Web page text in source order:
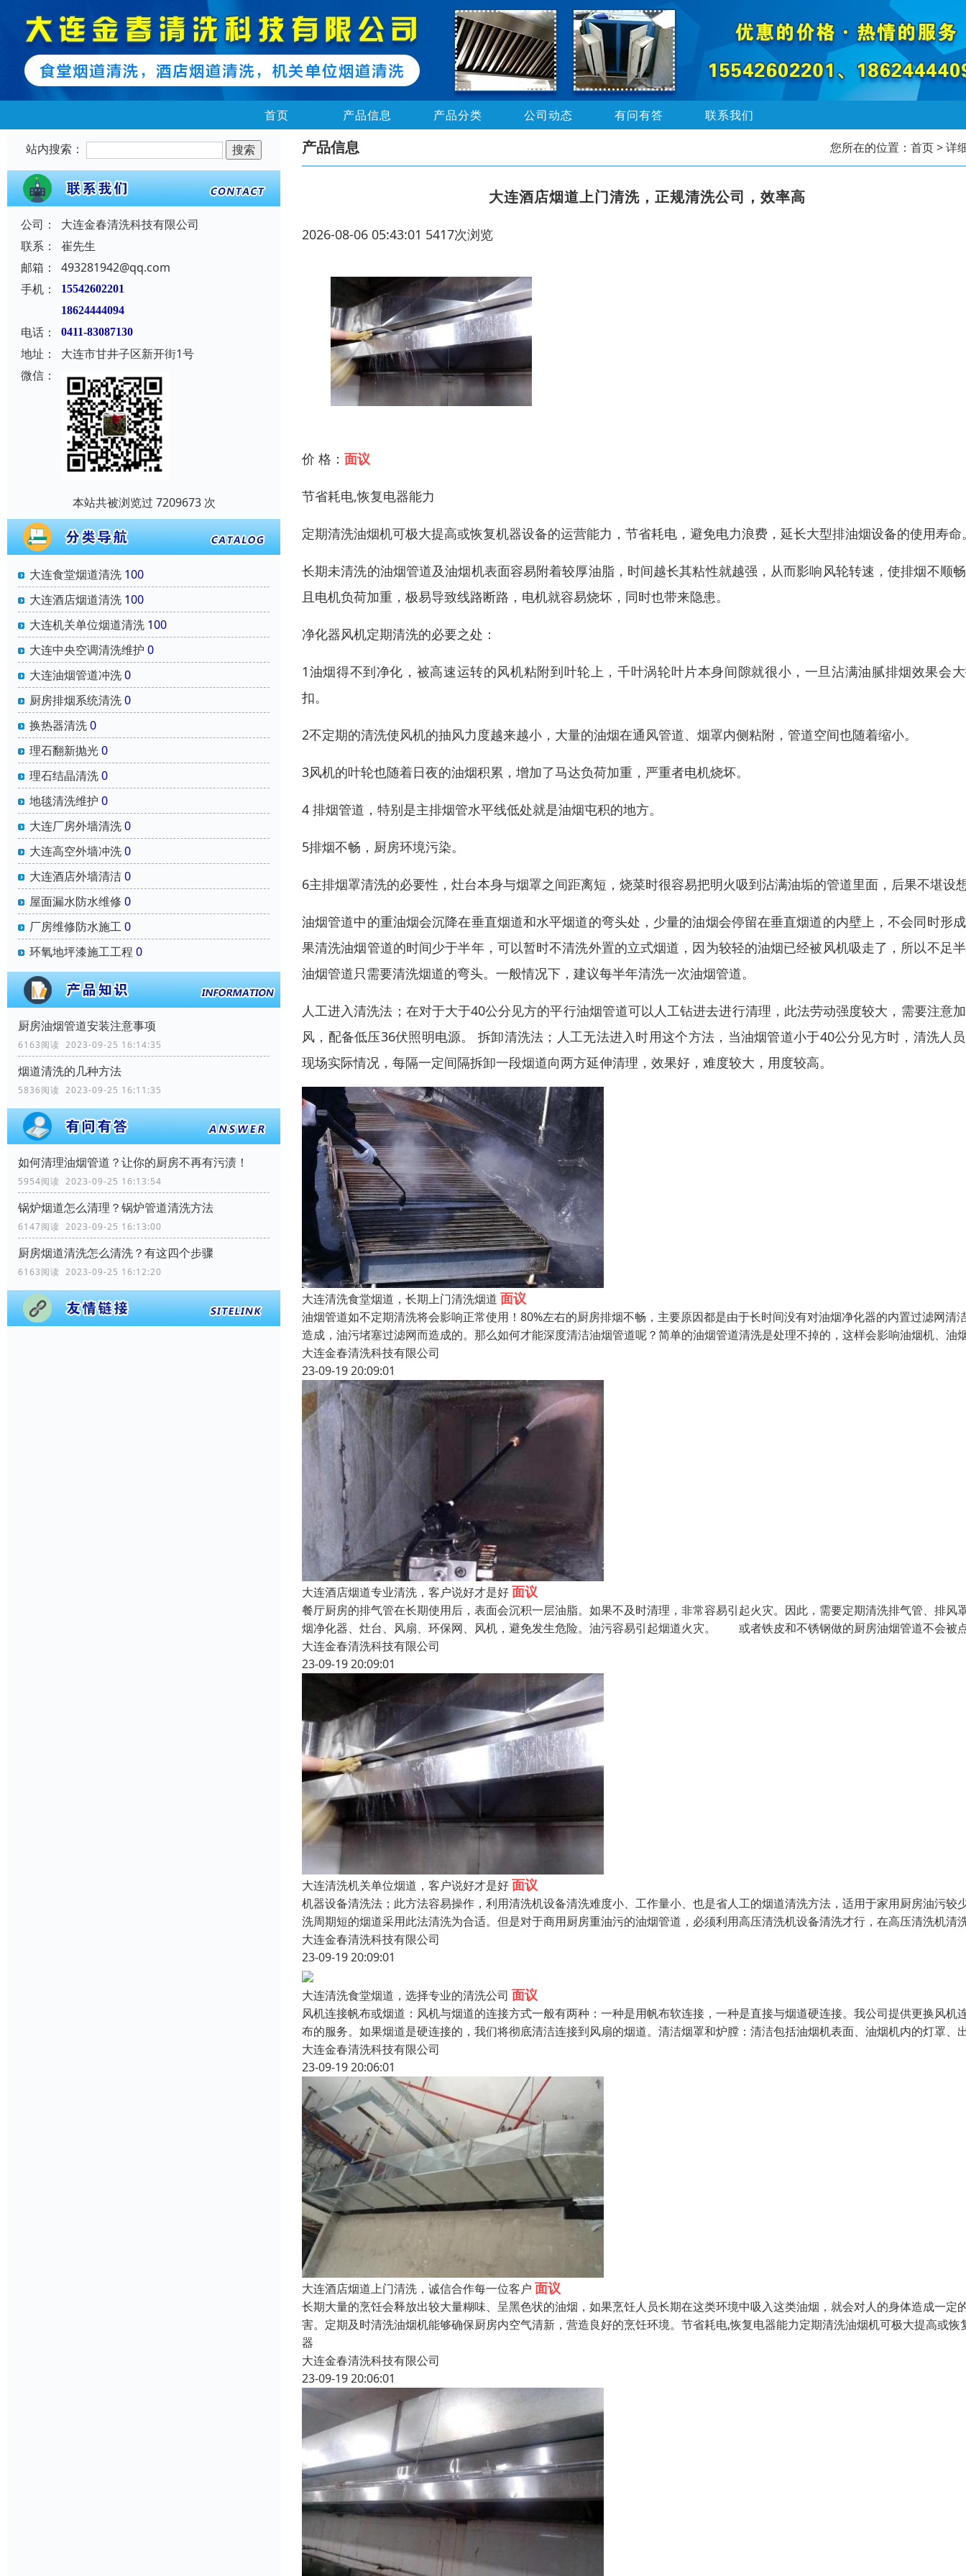
首页 产品信息 产品分类 公司动态 有问有答 联系我们
站内搜索：
公司：
大连金春清洗科技有限公司
联系：
崔先生
邮箱：
493281942@qq.com
手机：
15542602201
18624444094
电话： 0411-83087130
地址：
大连市甘井子区新开街1号
微信：
本站共被浏览过 7209673 次
大连食堂烟道清洗 100
大连酒店烟道清洗 100
大连机关单位烟道清洗 100
大连中央空调清洗维护 0
大连油烟管道冲洗0
厨房排烟系统清洗0
换热器清洗0
理石翻新抛光0
理石结晶清洗0
地毯清洗维护 0
大连厂房外墙清洗0
大连高空外墙冲洗0
大连酒店外墙清洁0
屋面漏水防水维修 0
厂房维修防水施工0
环氧地坪漆施工工程 0
厨房油烟管道安装注意事项
6163阅读 2023-09-25 16:14:35
烟道清洗的几种方法
5836阅读 2023-09-25 16:11:35
如何清理油烟管道？让你的厨房不再有污渍！
5954阅读 2023-09-25 16:13:54
锅炉烟道怎么清理？锅炉管道清洗方法
6147阅读 2023-09-25 16:13:00
厨房烟道清洗怎么清洗？有这四个步骤
6163阅读 2023-09-25 16:12:20
产品信息 您所在的位置： 首页> 详
大连酒店烟道上门清洗，正规清洗公司，效率高
2026-08-06 05:43:01 5417次浏览
价 格： 面议
节省耗电,恢复电器能力
定期清洗油烟机可极大提高或恢复机器设备的运营能力，节省耗电，避免电力浪费，延长大型排油烟设备的使用寿命
长期未清洗的油烟管道及油烟机表面容易附着较厚油脂，时间越长其粘性就越强，从而影响风轮转速，使排烟不顺
且电机负荷加重，极易导致线路断路，电机就容易烧坏，同时也带来隐患。
净化器风机定期清洗的必要之处：
1油烟得不到净化，被高速运转的风机粘附到叶轮上，千叶涡轮叶片本身间隙就很小，一旦沾满油腻排烟效果会
扣。
2不定期的清洗使风机的抽风力度越来越小，大量的油烟在通风管道、烟罩内侧粘附，管道空间也随着缩小。
3风机的叶轮也随着日夜的油烟积累，增加了马达负荷加重，严重者电机烧坏。
4 排烟管道，特别是主排烟管水平线低处就是油烟屯积的地方。
5排烟不畅，厨房环境污染。
6主排烟罩清洗的必要性，灶台本身与烟罩之间距离短，烧菜时很容易把明火吸到沾满油垢的管道里面，后果不堪设
油烟管道中的重油烟会沉降在垂直烟道和水平烟道的弯头处，少量的油烟会停留在垂直烟道的内壁上，不会同时形
果清洗油烟管道的时间少于半年，可以暂时不清洗外置的立式烟道，因为较轻的油烟已经被风机吸走了，所以不足
油烟管道只需要清洗烟道的弯头。一般情况下，建议每半年清洗一次油烟管道。
人工进入清洗法；在对于大于40公分见方的平行油烟管道可以人工钻进去进行清理，此法劳动强度较大，需要注意
风，配备低压36伏照明电源。 拆卸清洗法；人工无法进入时用这个方法，当油烟管道小于40公分见方时，清洗人
现场实际情况，每隔一定间隔拆卸一段烟道向两方延伸清理，效果好，难度较大，用度较高。
大连清洗食堂烟道，长期上门清洗烟道 面议
油烟管道如不定期清洗将会影响正常使用！80%左右的厨房排烟不畅，主要原因都是由于长时间没有对油烟净化器的内置过滤网清
造成，油污堵塞过滤网而造成的。那么如何才能深度清洁油烟管道呢？简单的油烟管道清洗是处理不掉的，这样会影响油烟机、油
大连金春清洗科技有限公司
23-09-19 20:09:01
大连酒店烟道专业清洗，客户说好才是好面议
餐厅厨房的排气管在长期使用后，表面会沉积一层油脂。如果不及时清理，非常容易引起火灾。因此，需要定期清洗排气管、排风
烟净化器、灶台、风扇、环保网、风机，避免发生危险。油污容易引起烟道火灾。 或者铁皮和不锈钢做的厨房油烟管道不会被
大连金春清洗科技有限公司
23-09-19 20:09:01
大连清洗机关单位烟道，客户说好才是好面议
机器设备清洗法；此方法容易操作，利用清洗机设备清洗难度小、工作量小、也是省人工的烟道清洗方法，适用于家用厨房油污较
洗周期短的烟道采用此法清洗为合适。但是对于商用厨房重油污的油烟管道，必须利用高压清洗机设备清洗才行，在高压清洗机清
大连金春清洗科技有限公司
23-09-19 20:09:01
大连清洗食堂烟道，选择专业的清洗公司 面议
风机连接帆布或烟道：风机与烟道的连接方式一般有两种：一种是用帆布软连接，一种是直接与烟道硬连接。我公司提供更换风机
布的服务。如果烟道是硬连接的，我们将彻底清洁连接到风扇的烟道。清洁烟罩和炉膛：清洁包括油烟机表面、油烟机内的灯罩、
大连金春清洗科技有限公司
23-09-19 20:06:01
大连酒店烟道上门清洗，诚信合作每一位客户 面议
长期大量的烹饪会释放出较大量糊味、呈黑色状的油烟，如果烹饪人员长期在这类环境中吸入这类油烟，就会对人的身体造成一定
害。定期及时清洗油烟机能够确保厨房内空气清新，营造良好的烹饪环境。节省耗电,恢复电器能力定期清洗油烟机可极大提高或恢
器
大连金春清洗科技有限公司
23-09-19 20:06:01